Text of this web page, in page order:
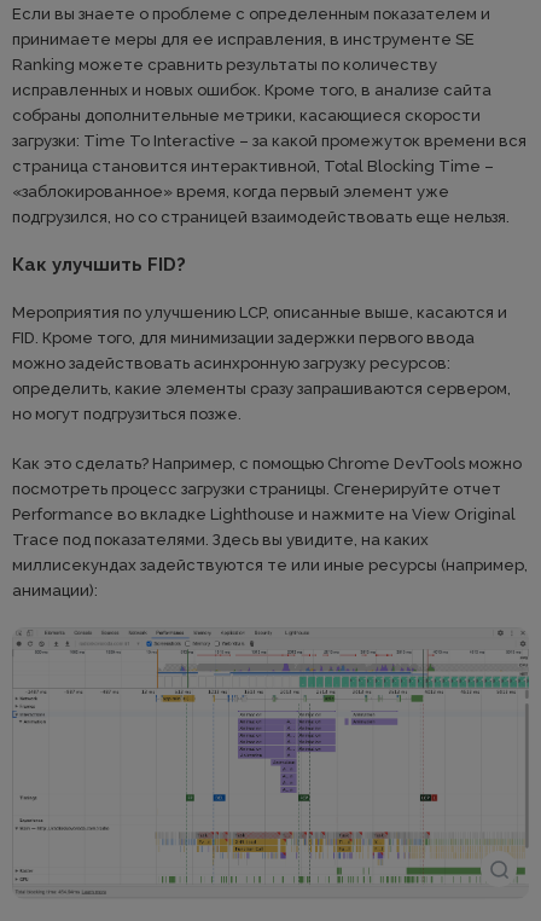
Если вы знаете о проблеме с определенным показателем и
принимаете меры для ее исправления, в инструменте SE
Ranking можете сравнить результаты по количеству
исправленных и новых ошибок. Кроме того, в анализе сайта
собраны дополнительные метрики, касающиеся скорости
загрузки: Time To Interactive – за какой промежуток времени вся
страница становится интерактивной, Total Blocking Time –
«заблокированное» время, когда первый элемент уже
подгрузился, но со страницей взаимодействовать еще нельзя.
Как улучшить FID?
Мероприятия по улучшению LCP, описанные выше, касаются и
FID. Кроме того, для минимизации задержки первого ввода
можно задействовать асинхронную загрузку ресурсов:
определить, какие элементы сразу запрашиваются сервером,
но могут подгрузиться позже.
Как это сделать? Например, с помощью Chrome DevTools можно
посмотреть процесс загрузки страницы. Сгенерируйте отчет
Performance во вкладке Lighthouse и нажмите на View Original
Trace под показателями. Здесь вы увидите, на каких
миллисекундах задействуются те или иные ресурсы (например,
анимации):